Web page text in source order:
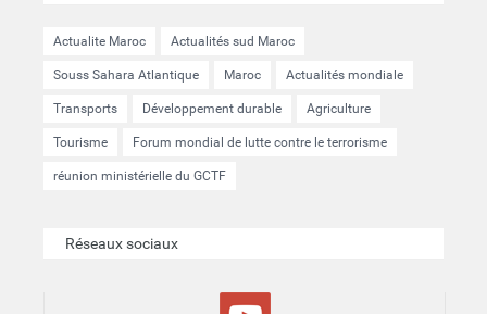
Actualite Maroc Actualités sud Maroc
Souss Sahara Atlantique Maroc Actualités mondiale
Transports Développement durable Agriculture
Tourisme Forum mondial de lutte contre le terrorisme
réunion ministérielle du GCTF
Réseaux sociaux